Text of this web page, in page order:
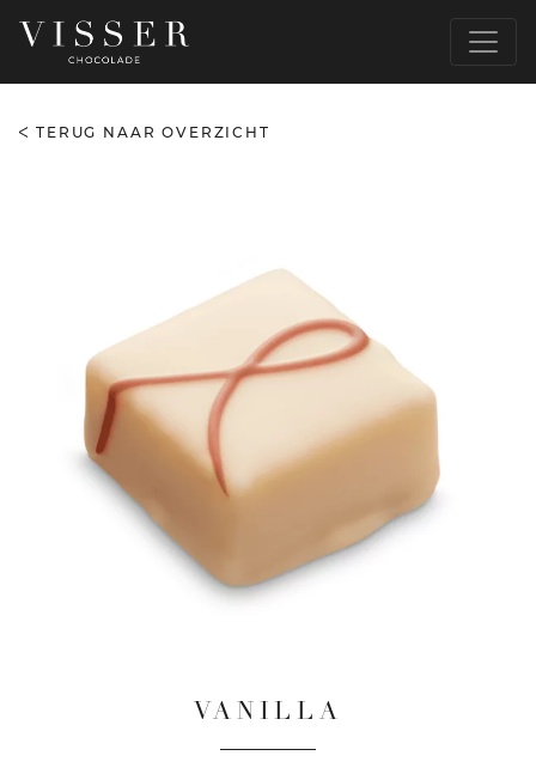
TERUG NAAR OVERZICHT
VANILLA